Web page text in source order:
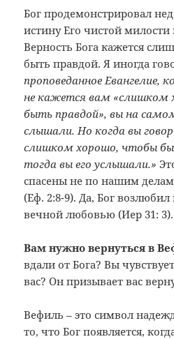
Бог продемонстрировал
истину Его чистой милости
Верность Бога кажется
быть правдой. Я иногда
проповеданное Евангелие,
не кажется вам
быть правдой», вы на
слышали. Но когда вы
слишком хорошо, чтобы
тогда вы его услышали.»
спасены не по нашим
(Еф. 2:8-9). Да, Бог
вечной любовью (Иер 31: 3).
Вам нужно вернуться в
вдали от Бога? Вы
вас? Он призывает вас
Вефиль – это символ
то, что Бог появляется,